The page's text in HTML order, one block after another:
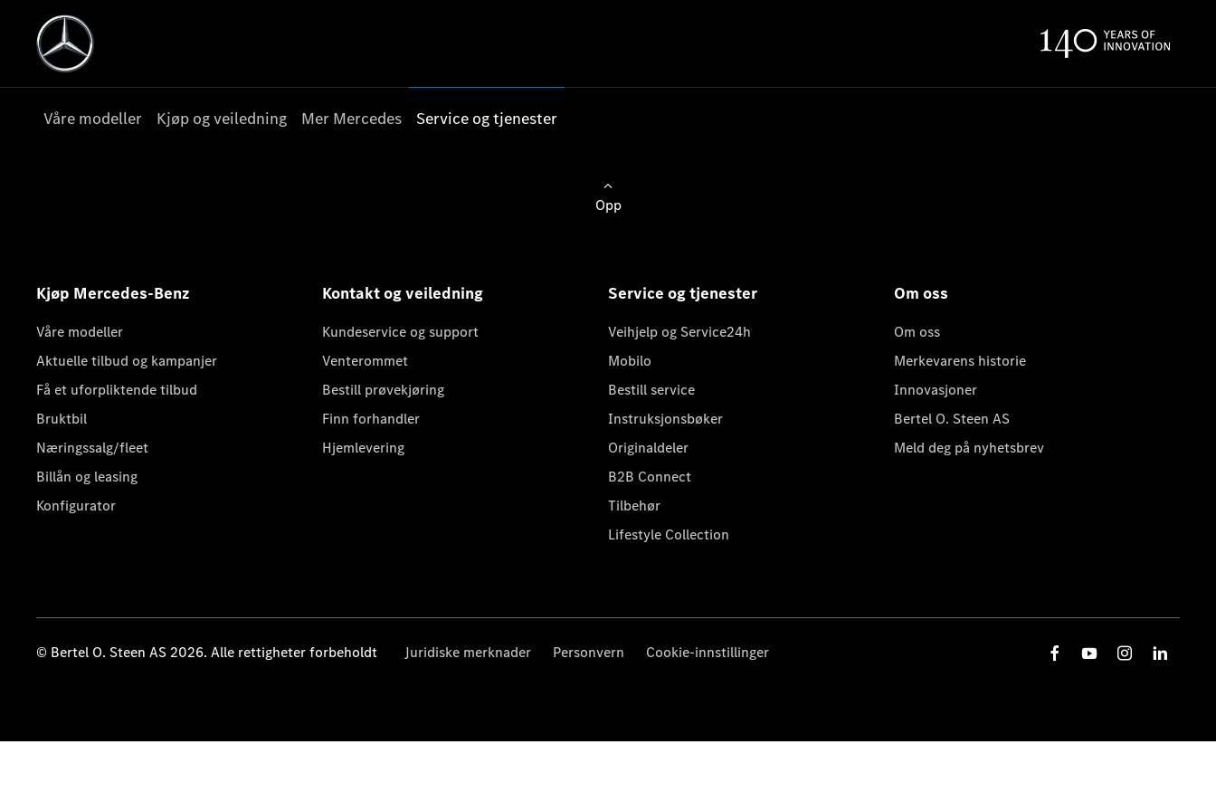
Våre modeller Kjøp og veiledning Mer Mercedes Service og tjenester
Opp
Kjøp Mercedes-Benz
Våre modeller
Aktuelle tilbud og kampanjer
Få et uforpliktende tilbud
Bruktbil
Næringssalg/fleet
Billån og leasing
Konfigurator
Kontakt og veiledning
Kundeservice og support
Venterommet
Bestill prøvekjøring
Finn forhandler
Hjemlevering
Service og tjenester
Veihjelp og Service24h
Mobilo
Bestill service
Instruksjonsbøker
Originaldeler
B2B Connect
Tilbehør
Lifestyle Collection
Om oss
Om oss
Merkevarens historie
Innovasjoner
Bertel O. Steen AS
Meld deg på nyhetsbrev
© Bertel O. Steen AS 2026. Alle rettigheter forbeholdt Juridiske merknader Personvern Cookie-innstillinger